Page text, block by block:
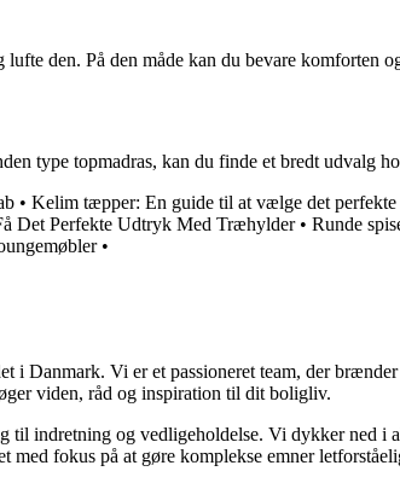
den. På den måde kan du bevare komforten
type topmadras, kan du finde et bredt
• Kelim tæpper: En guide til at vælge det
Det Perfekte Udtryk Med Træhylder• Runde
•
Danmark. Vi er et passioneret team, der
viden, råd og inspiration til dit boligliv.
indretning og vedligeholdelse. Vi dykker ned i
fokus på at gøre komplekse emner